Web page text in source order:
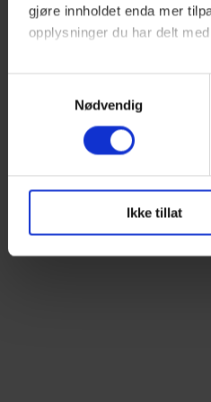
gjøre innholdet enda mer
opplysninger du har delt
Du har full kontroll over
skape en bedre opplevelse
Nødvendig
Ikke tillat